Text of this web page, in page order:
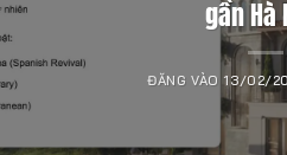
gần Hà
ĐĂNG VÀO13/02/